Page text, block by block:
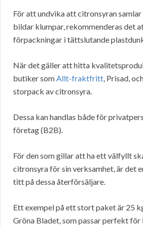
För att undvika att citronsyran
bildar klumpar, rekommenderas det
förpackningar i tättslutande
När det gäller att hitta
butiker somAllt-fraktfritt, Prisad,
storpack av citronsyra.
Dessa kan handlas både för
företag (B2B).
För den som gillar att ha ett välfyllt
citronsyra för sin verksamhet, är det
titt på dessa återförsäljare.
Ett exempel på ett stort paket är 25
Gröna Bladet, som passar perfekt för